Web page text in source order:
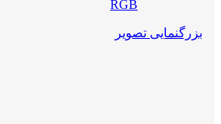
بزرگنمایی تصویر